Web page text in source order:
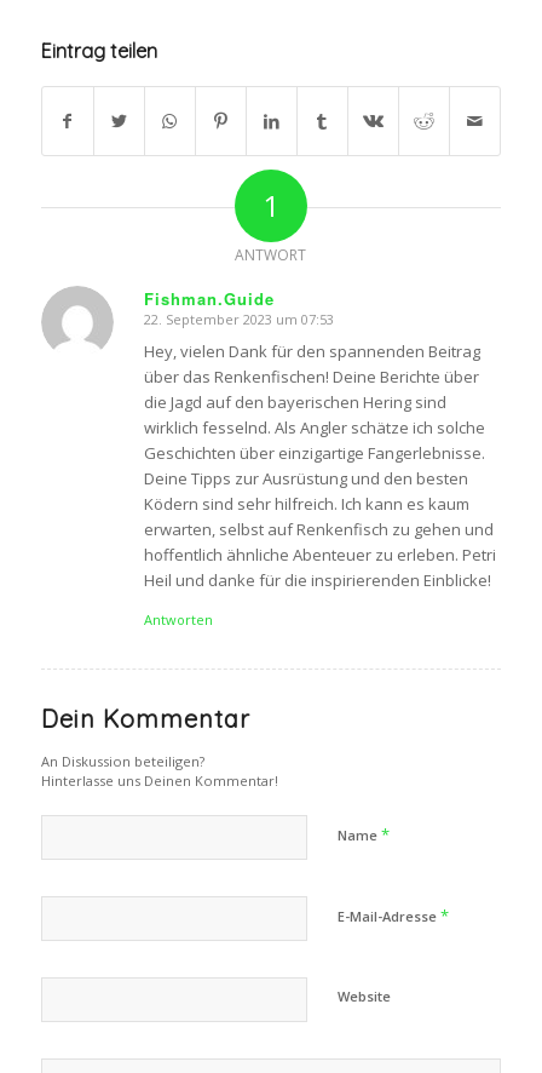
Eintrag teilen
1
ANTWORT
Fishman.Guide
sagte:
22. September 2023 um 07:53
Hey, vielen Dank für den spannenden Beitrag
über das Renkenfischen! Deine Berichte über
die Jagd auf den bayerischen Hering sind
wirklich fesselnd. Als Angler schätze ich solche
Geschichten über einzigartige Fangerlebnisse.
Deine Tipps zur Ausrüstung und den besten
Ködern sind sehr hilfreich. Ich kann es kaum
erwarten, selbst auf Renkenfisch zu gehen und
hoffentlich ähnliche Abenteuer zu erleben. Petri
Heil und danke für die inspirierenden Einblicke!
Antworten
Dein Kommentar
An Diskussion beteiligen?
Hinterlasse uns Deinen Kommentar!
Name *
E-Mail-Adresse *
Website